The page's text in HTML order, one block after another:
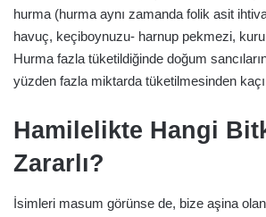
hurma (hurma aynı zamanda folik asit
havuç, keçiboynuzu- harnup pekmezi, kuru
Hurma fazla tüketildiğinde doğum
yüzden fazla miktarda tüketilmesinden
Hamilelikte Hangi
Zararlı?
İsimleri masum görünse de, bize aşina